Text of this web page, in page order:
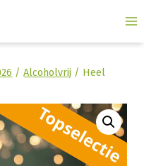
/ Alcoholvrij / Heel